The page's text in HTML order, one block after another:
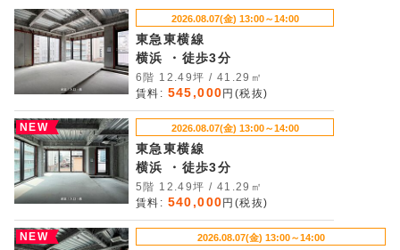
2026.08.07(金) 13:00～14:00
東急東横線
横浜 ・徒歩3分
6階 12.49坪 / 41.29㎡
賃料: 545,000 円(税抜)
NEW 2026.08.07(金) 13:00～14:00
東急東横線
横浜 ・徒歩3分
5階 12.49坪 / 41.29㎡
賃料: 540,000 円(税抜)
NEW 2026.08.07(金) 13:00～14:00